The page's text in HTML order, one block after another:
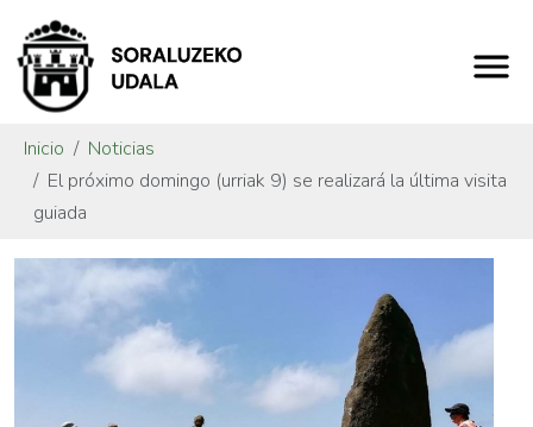
Inicio
Noticias
El próximo domingo (urriak 9) se realizará la última visita
guiada